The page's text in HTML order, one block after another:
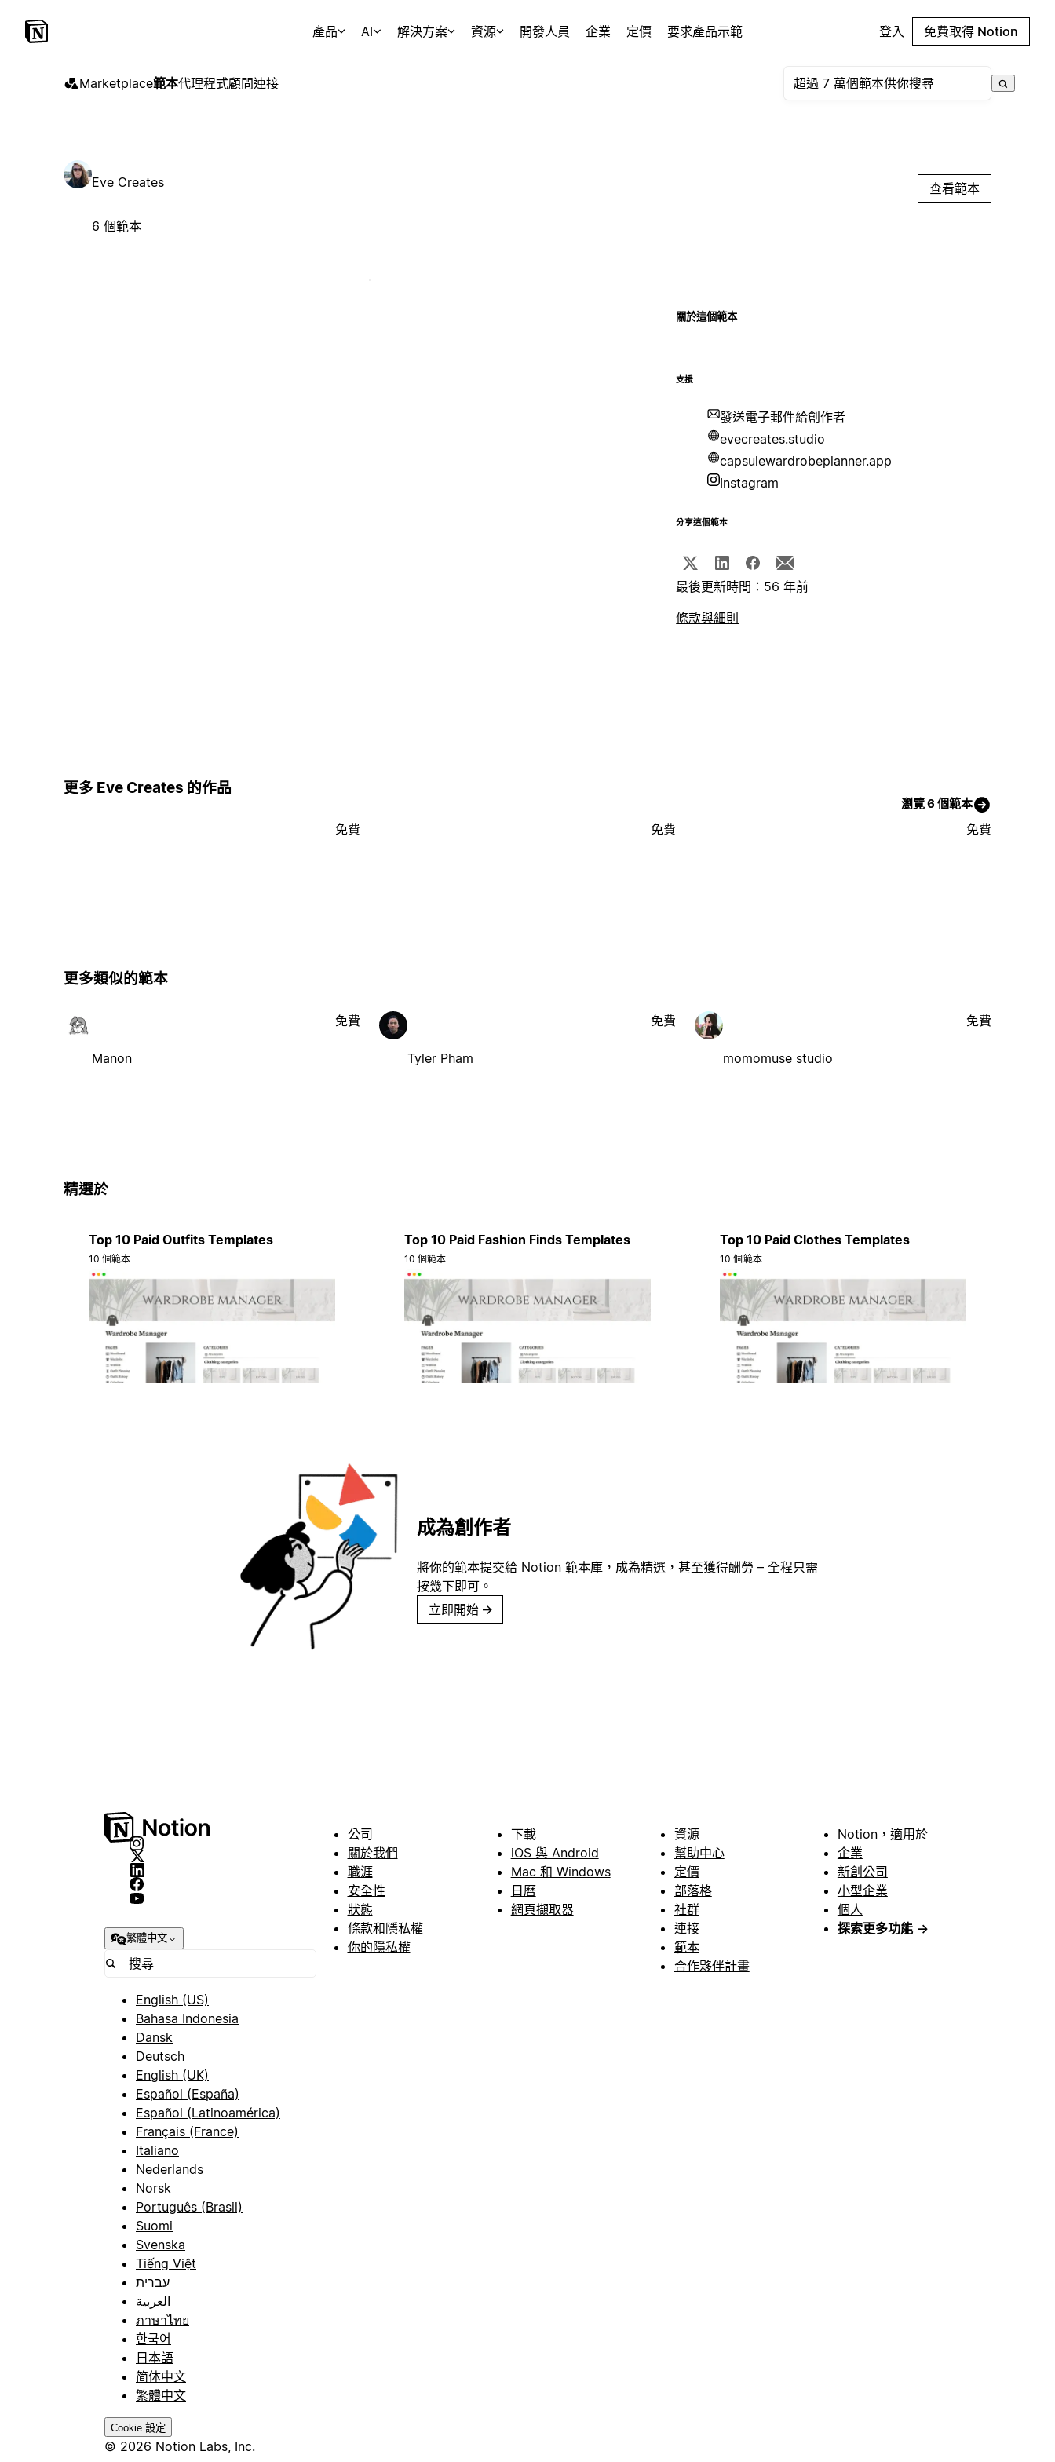
產品 AI 解決方案 資源 開發人員 企業 定價 要求產品示範 登入 免費取得 Notion
Marketplace範本代理程式顧問連接
Eve Creates
6 個範本
查看範本
關於這個範本
支援
發送電子郵件給創作者
evecreates.studio
capsulewardrobeplanner.app
Instagram
分享這個範本
最後更新時間：56 年前
條款與細則
更多 Eve Creates 的作品
瀏覽 6 個範本
免費 免費 免費
更多類似的範本
Manon
免費
Tyler Pham
免費
momomuse studio
免費
精選於
Top 10 Paid Outfits Templates
10 個範本
Top 10 Paid Fashion Finds Templates
10 個範本
Top 10 Paid Clothes Templates
10 個範本
成為創作者
將你的範本提交給 Notion 範本庫，成為精選，甚至獲得酬勞 – 全程只需
按幾下即可。
立即開始 →
繁體中文
English (US)
Bahasa Indonesia
Dansk
Deutsch
English (UK)
Español (España)
Español (Latinoamérica)
Français (France)
Italiano
Nederlands
Norsk
Português (Brasil)
Suomi
Svenska
Tiếng Việt
עברית
العربية
ภาษาไทย
한국어
日本語
简体中文
繁體中文
Cookie 設定
© 2026 Notion Labs, Inc.
公司
關於我們
職涯
安全性
狀態
條款和隱私權
你的隱私權
下載
iOS 與 Android
Mac 和 Windows
日曆
網頁擷取器
資源
幫助中心
定價
部落格
社群
連接
範本
合作夥伴計畫
Notion，適用於
企業
新創公司
小型企業
個人
探索更多功能 →